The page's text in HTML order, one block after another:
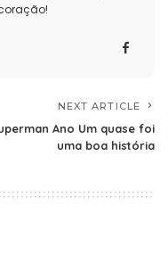
NEXT ARTICLE
Ano Um quase foi
uma boa história